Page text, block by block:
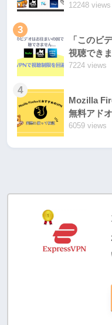
12248 views
3
「このビ
視聴でき
7224 views
4
Mozilla
無料アド
6059 views